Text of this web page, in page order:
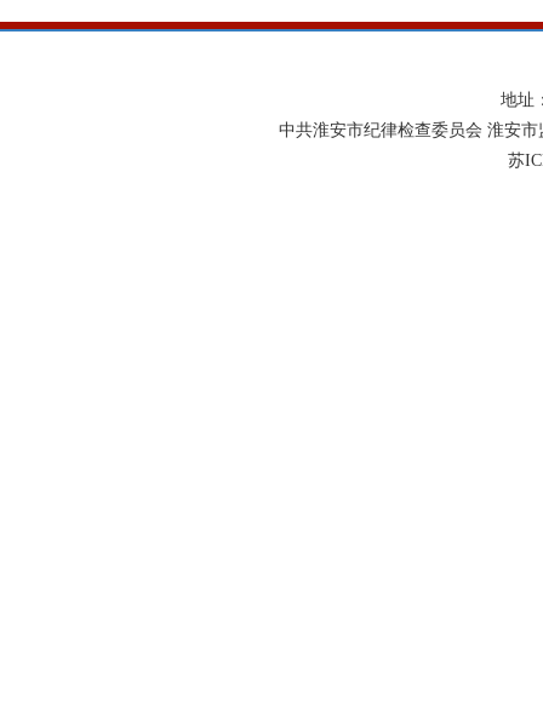
地址
中共淮安市纪律检查委员会 淮安
苏